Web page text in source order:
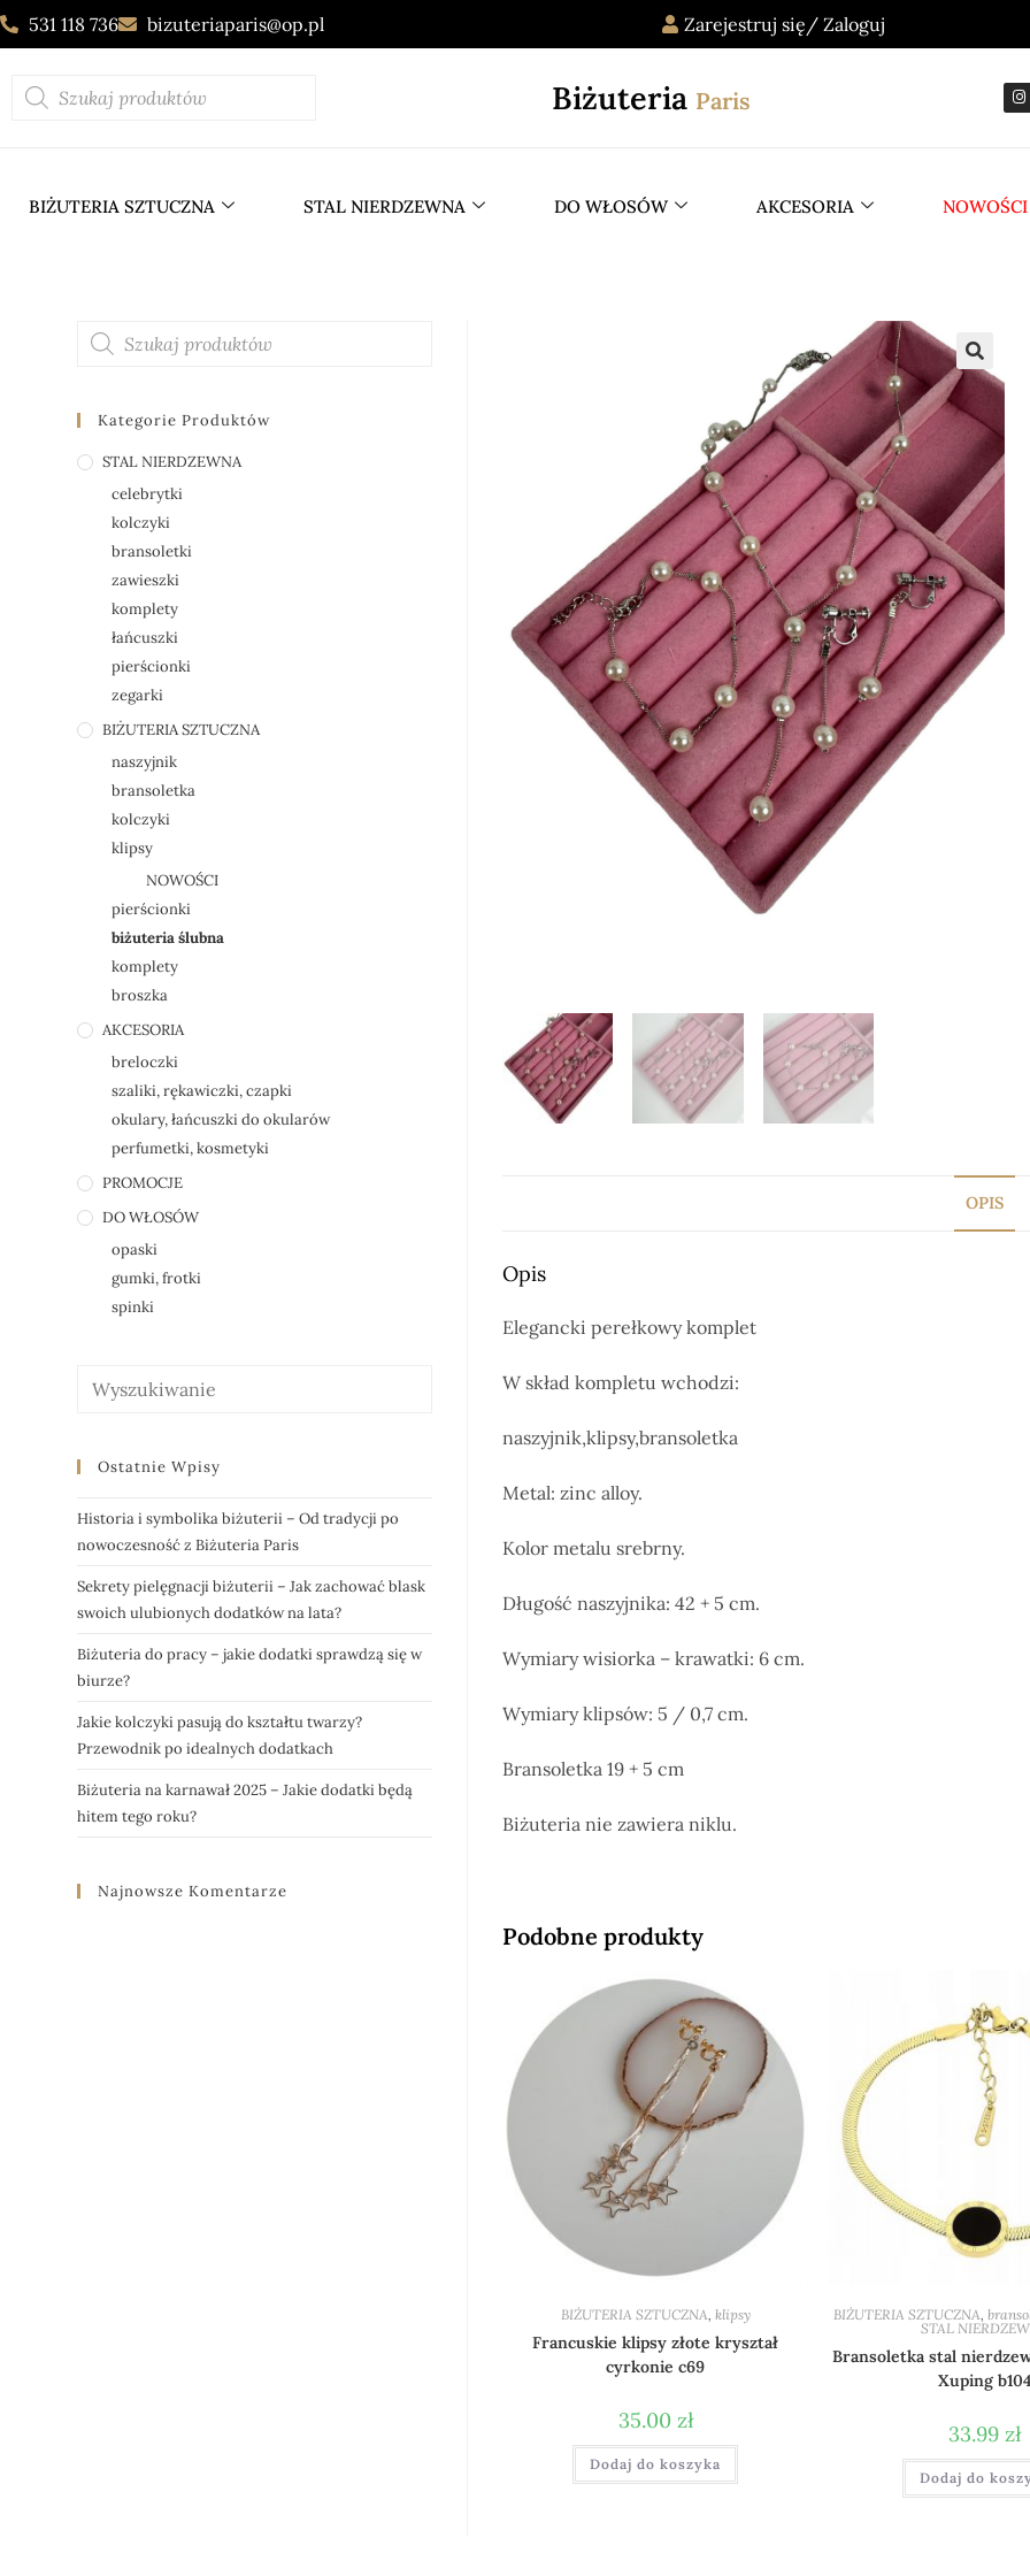
531 118 736 bizuteriaparis@op.pl Zarejestruj się/ Zaloguj
Biżuteria Paris
BIŻUTERIA SZTUCZNA STAL NIERDZEWNA DO WŁOSÓW AKCESORIA NOWOŚCI
OPIS
Opis
Elegancki perełkowy komplet
W skład kompletu wchodzi:
naszyjnik,klipsy,bransoletka
Metal: zinc alloy.
Kolor metalu srebrny.
Długość naszyjnika: 42 + 5 cm.
Wymiary wisiorka – krawatki: 6 cm.
Wymiary klipsów: 5 / 0,7 cm.
Bransoletka 19 + 5 cm
Biżuteria nie zawiera niklu.
Podobne produkty
BIŻUTERIA SZTUCZNA, klipsy
Francuskie klipsy złote kryształ
cyrkonie c69
35.00 zł
Dodaj do koszyka
BIŻUTERIA SZTUCZNA,
STAL
Bransoletka stal
Xuping
33.99zł
Dodaj do
Kategorie Produktów
STAL NIERDZEWNA
celebrytki
kolczyki
bransoletki
zawieszki
komplety
łańcuszki
pierścionki
zegarki
BIŻUTERIA SZTUCZNA
naszyjnik
bransoletka
kolczyki
klipsy
NOWOŚCI
pierścionki
biżuteria ślubna
komplety
broszka
AKCESORIA
breloczki
szaliki, rękawiczki, czapki
okulary, łańcuszki do okularów
perfumetki, kosmetyki
PROMOCJE
DO WŁOSÓW
opaski
gumki, frotki
spinki
Ostatnie Wpisy
Historia i symbolika biżuterii – Od tradycji po
nowoczesność z Biżuteria Paris
Sekrety pielęgnacji biżuterii – Jak zachować blask
swoich ulubionych dodatków na lata?
Biżuteria do pracy – jakie dodatki sprawdzą się w
biurze?
Jakie kolczyki pasują do kształtu twarzy?
Przewodnik po idealnych dodatkach
Biżuteria na karnawał 2025 – Jakie dodatki będą
hitem tego roku?
Najnowsze Komentarze